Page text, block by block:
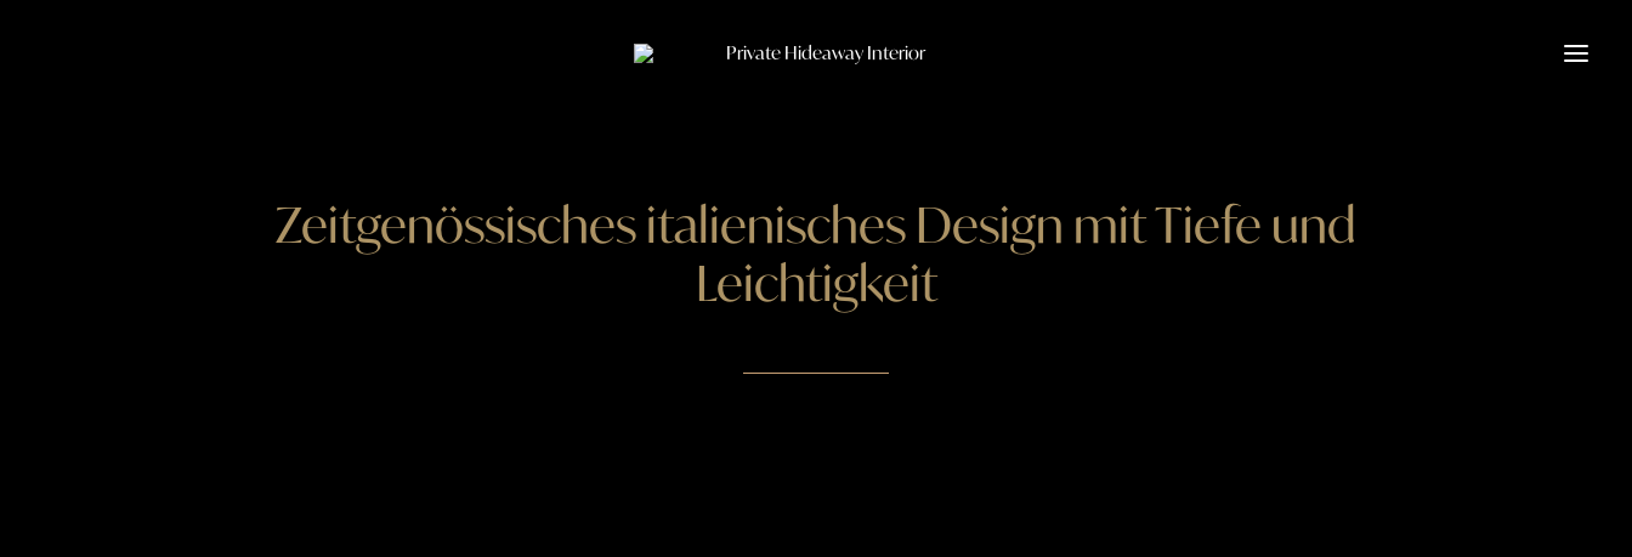
Zeitgenössisches italienisches Design mit Tiefe und
Leichtigkeit